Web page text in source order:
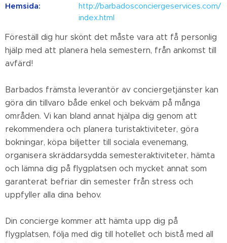
Hemsida:
http://barbadosconciergeservices.com/
index.html
Föreställ dig hur skönt det måste vara att få personlig
hjälp med att planera hela semestern, från ankomst till
avfärd!
Barbados främsta leverantör av conciergetjänster kan
göra din tillvaro både enkel och bekväm på många
områden. Vi kan bland annat hjälpa dig genom att
rekommendera och planera turistaktiviteter, göra
bokningar, köpa biljetter till sociala evenemang,
organisera skräddarsydda semesteraktiviteter, hämta
och lämna dig på flygplatsen och mycket annat som
garanterat befriar din semester från stress och
uppfyller alla dina behov.
Din concierge kommer att hämta upp dig på
flygplatsen, följa med dig till hotellet och bistå med all